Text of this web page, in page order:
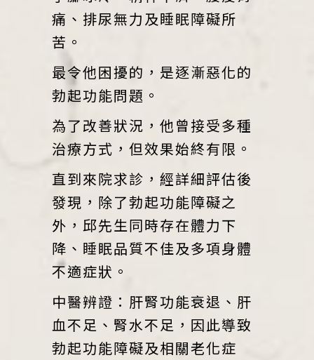
痛、排尿無力及睡眠障礙所
苦。
最令他困擾的，是逐漸惡化的
勃起功能問題。
為了改善狀況，他曾接受多種
治療方式，但效果始終有限。
直到來院求診，經詳細評估後
發現，除了勃起功能障礙之
外，邱先生同時存在體力下
降、睡眠品質不佳及多項身體
不適症狀。
中醫辨證：肝腎功能衰退、肝
血不足、腎水不足，因此導致
勃起功能障礙及相關老化症